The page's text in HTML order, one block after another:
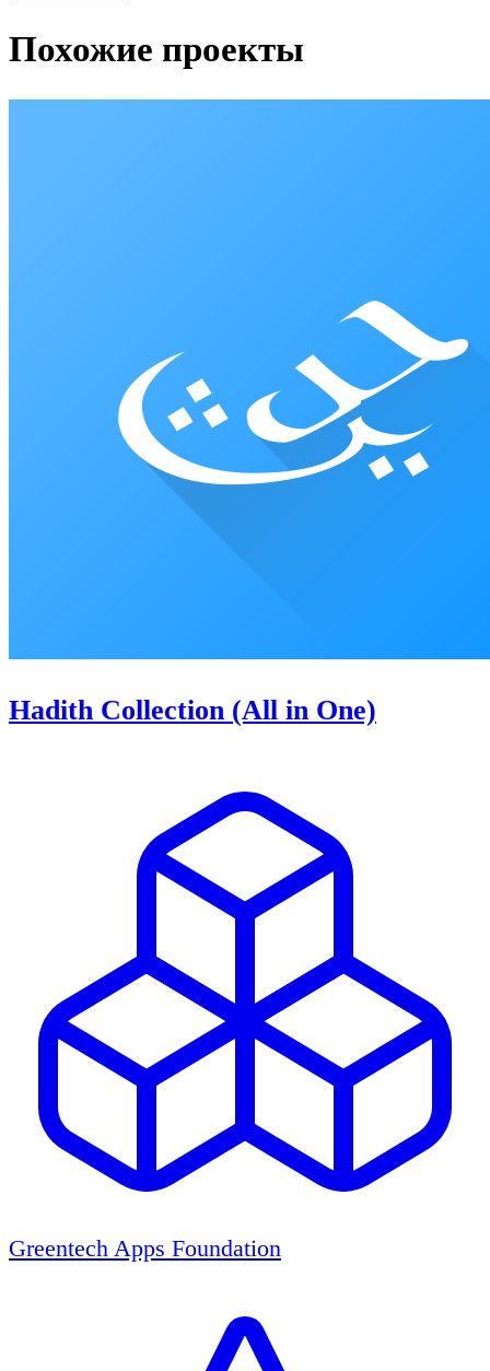
Похожие проекты
Hadith Collection (All in One)
Greentech Apps Foundation